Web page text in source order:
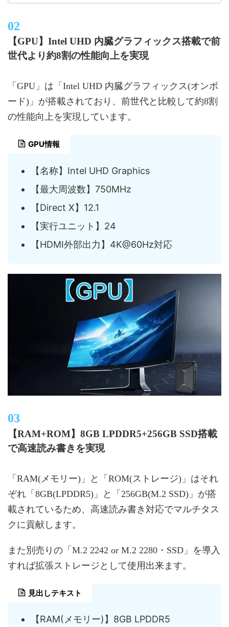
【GPU】Intel UHD 内臓グラフィックス搭載で前
世代より約8割の性能向上を実現
「GPU」は「Intel UHD 内臓グラフィックス(オンボ
ード)」が搭載されており、前世代と比較して約8割
の性能向上を実現しています。
GPU情報
【名称】Intel UHD Graphics
【最大周波数】750MHz
【Direct X】12.1
【実行ユニット】24
【HDMI外部出力】4K@60Hz対応
【RAM+ROM】8GB LPDDR5+256GB SSD搭載
で高速読み書きを実現
「RAM(メモリー)」と「ROM(ストレージ)」はそれ
ぞれ「8GB(LPDDR5)」と「256GB(M.2 SSD)」が搭
載されているため、高速読み書き対応でマルチタス
クに貢献します。
また別売りの「M.2 2242 or M.2 2280・SSD」を導入
すれば拡張ストレージとして使用出来ます。
見出しテキスト
【RAM(メモリー)】8GB LPDDR5